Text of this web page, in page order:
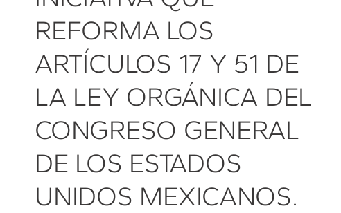
REFORMA LOS
ARTÍCULOS 17 Y 51 DE
LA LEY ORGÁNICA DEL
CONGRESO GENERAL
DE LOS ESTADOS
UNIDOS MEXICANOS.